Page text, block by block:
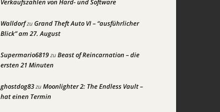
Verkaufszahlen von Hard- und Software
WalldorfzuGrand Theft Auto VI – “ausführlicher
Blick” am 27. August
Supermario6819zuBeast of Reincarnation – die
ersten 21 Minuten
ghostdog83zuMoonlighter 2: The Endless Vault –
hat einen Termin